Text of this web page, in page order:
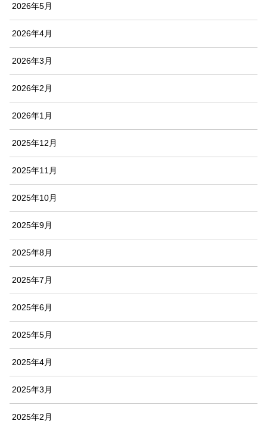
2026年5月
2026年4月
2026年3月
2026年2月
2026年1月
2025年12月
2025年11月
2025年10月
2025年9月
2025年8月
2025年7月
2025年6月
2025年5月
2025年4月
2025年3月
2025年2月